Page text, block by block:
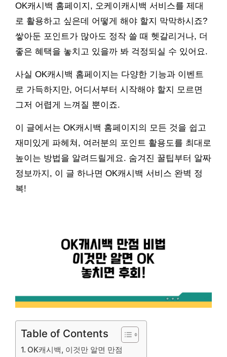
OK캐시백 홈페이지, 오케이캐시백 서비스를 제대
로 활용하고 싶은데 어떻게 해야 할지 막막하시죠?
쌓아둔 포인트가 많아도 정작 쓸 때 헷갈리거나, 더
좋은 혜택을 놓치고 있을까 봐 걱정되실 수 있어요.
사실 OK캐시백 홈페이지는 다양한 기능과 이벤트
로 가득하지만, 어디서부터 시작해야 할지 모르면
그저 어렵게 느껴질 뿐이죠.
이 글에서는 OK캐시백 홈페이지의 모든 것을 쉽고
재미있게 파헤쳐, 여러분의 포인트 활용도를 최대로
높이는 방법을 알려드릴게요. 숨겨진 꿀팁부터 알짜
정보까지, 이 글 하나면 OK캐시백 서비스 완벽 정
복!
Table of Contents
OK캐시백, 이것만 알면 만점